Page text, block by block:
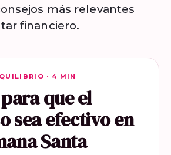
más relevantes
financiero.
· 4 MIN
que el
sea efectivo en
Santa